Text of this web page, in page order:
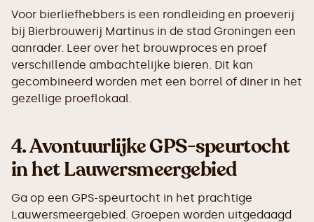
Voor bierliefhebbers is een rondleiding en proeverij
bij Bierbrouwerij Martinus in de stad Groningen een
aanrader. Leer over het brouwproces en proef
verschillende ambachtelijke bieren. Dit kan
gecombineerd worden met een borrel of diner in het
gezellige proeflokaal.
4.Avontuurlijke GPS-speurtocht
in het Lauwersmeergebied
Ga op een GPS-speurtocht in het prachtige
Lauwersmeergebied. Groepen worden uitgedaagd